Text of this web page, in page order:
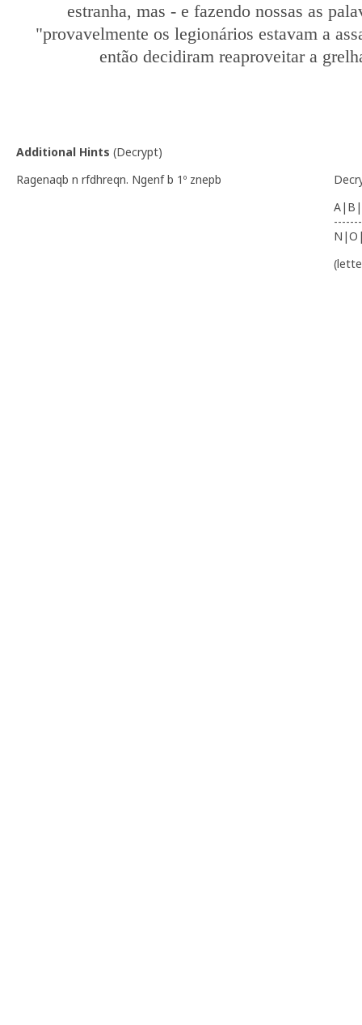
estranha, mas - e fazendo nossas as
"provavelmente os legionários estavam a
então decidiram reaproveitar a
Additional Hints (Decrypt)
Ragenaqb n rfdhreqn. Ngenf b 1º znepb